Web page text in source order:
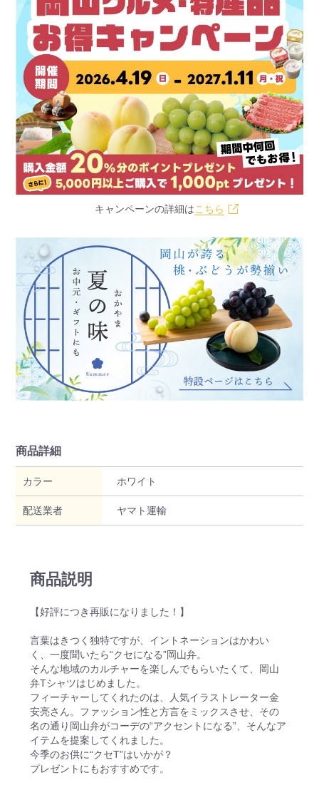
キャンペーンの詳細はこちら
商品詳細
カラー ホワイト
配送業者 ヤマト運輸
商品説明
【好評につき再販になりました！】
言葉はきつく独特ですが、イントネーションはかわい
く、一度聞いたら“クセになる”岡山弁。
そんな地域のカルチャーを楽しんでもらいたくて、岡山
弁Tシャツはじめました。
フィーチャーしてくれたのは、人気イラストレーター金
安亮さん。ファッション性と方言をミックスさせ、その
名の通り岡山弁がコーデの“アクセントになる”、そんなア
イテムを提案してくれました。
今季のお供に“クセT”はいかが？
プレゼントにもおすすめです。